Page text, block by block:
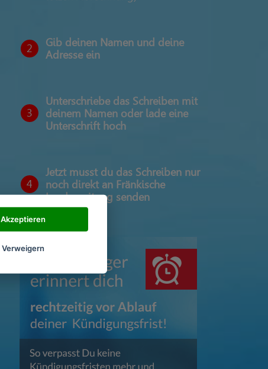
2
Gib deinen Namen und deine
Adresse ein
3
Unterschriebe das Schreiben mit
deinem Namen oder lade eine
Unterschrift hoch
4
Jetzt musst du das Schreiben nur
noch direkt an Fränkische
Landeszeitung senden
Akzeptieren
Verweigern